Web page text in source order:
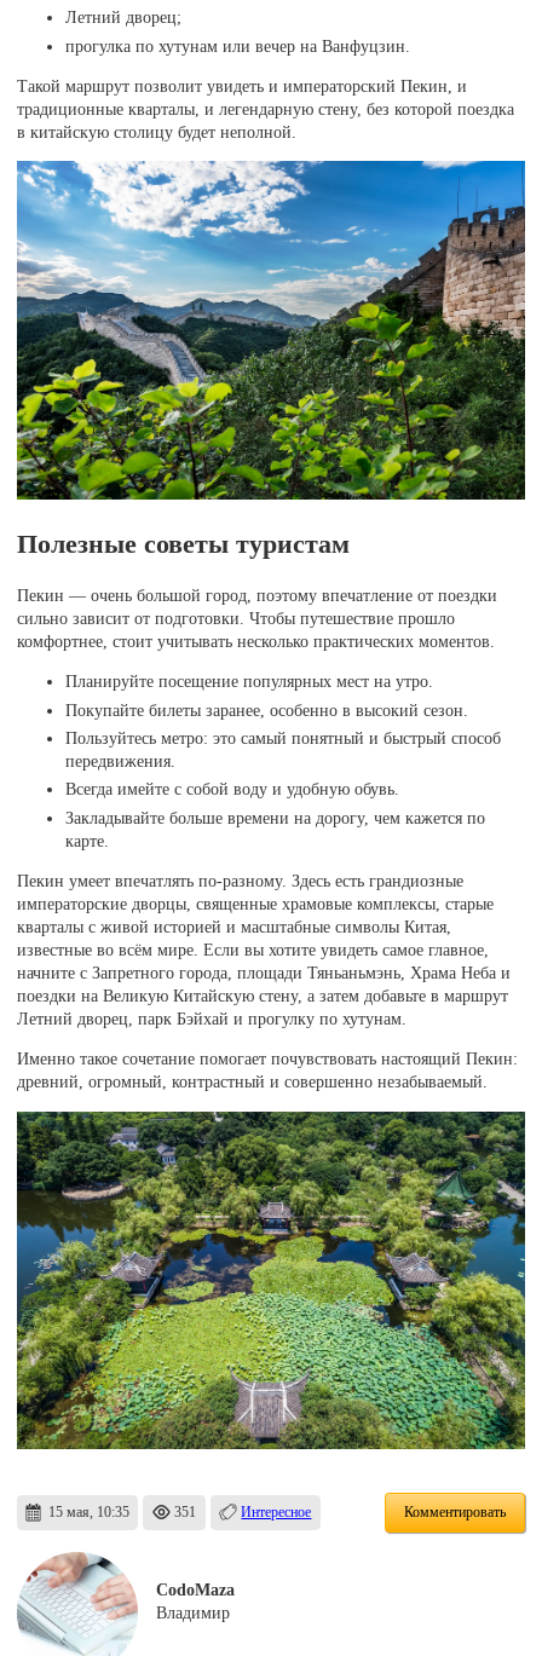
Летний дворец;
прогулка по хутунам или вечер на Ванфуцзин.
Такой маршрут позволит увидеть и императорский Пекин, и
традиционные кварталы, и легендарную стену, без которой поездка
в китайскую столицу будет неполной.
Полезные советы туристам
Пекин — очень большой город, поэтому впечатление от поездки
сильно зависит от подготовки. Чтобы путешествие прошло
комфортнее, стоит учитывать несколько практических моментов.
Планируйте посещение популярных мест на утро.
Покупайте билеты заранее, особенно в высокий сезон.
Пользуйтесь метро: это самый понятный и быстрый способ
передвижения.
Всегда имейте с собой воду и удобную обувь.
Закладывайте больше времени на дорогу, чем кажется по
карте.
Пекин умеет впечатлять по-разному. Здесь есть грандиозные
императорские дворцы, священные храмовые комплексы, старые
кварталы с живой историей и масштабные символы Китая,
известные во всём мире. Если вы хотите увидеть самое главное,
начните с Запретного города, площади Тяньаньмэнь, Храма Неба и
поездки на Великую Китайскую стену, а затем добавьте в маршрут
Летний дворец, парк Бэйхай и прогулку по хутунам.
Именно такое сочетание помогает почувствовать настоящий Пекин:
древний, огромный, контрастный и совершенно незабываемый.
15 мая, 10:35 351 Интересное Комментировать
CodoMaza
Владимир